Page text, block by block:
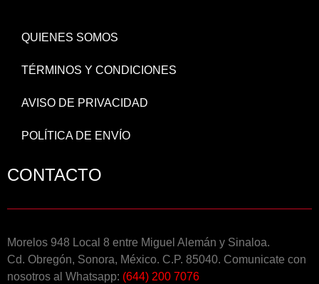
QUIENES SOMOS
TÉRMINOS Y CONDICIONES
AVISO DE PRIVACIDAD
POLÍTICA DE ENVÍO
CONTACTO
Morelos 948 Local 8 entre Miguel Alemán y Sinaloa.
Cd. Obregón, Sonora, México. C.P. 85040. Comunicate con
nosotros al Whatsapp: (644) 200 7076